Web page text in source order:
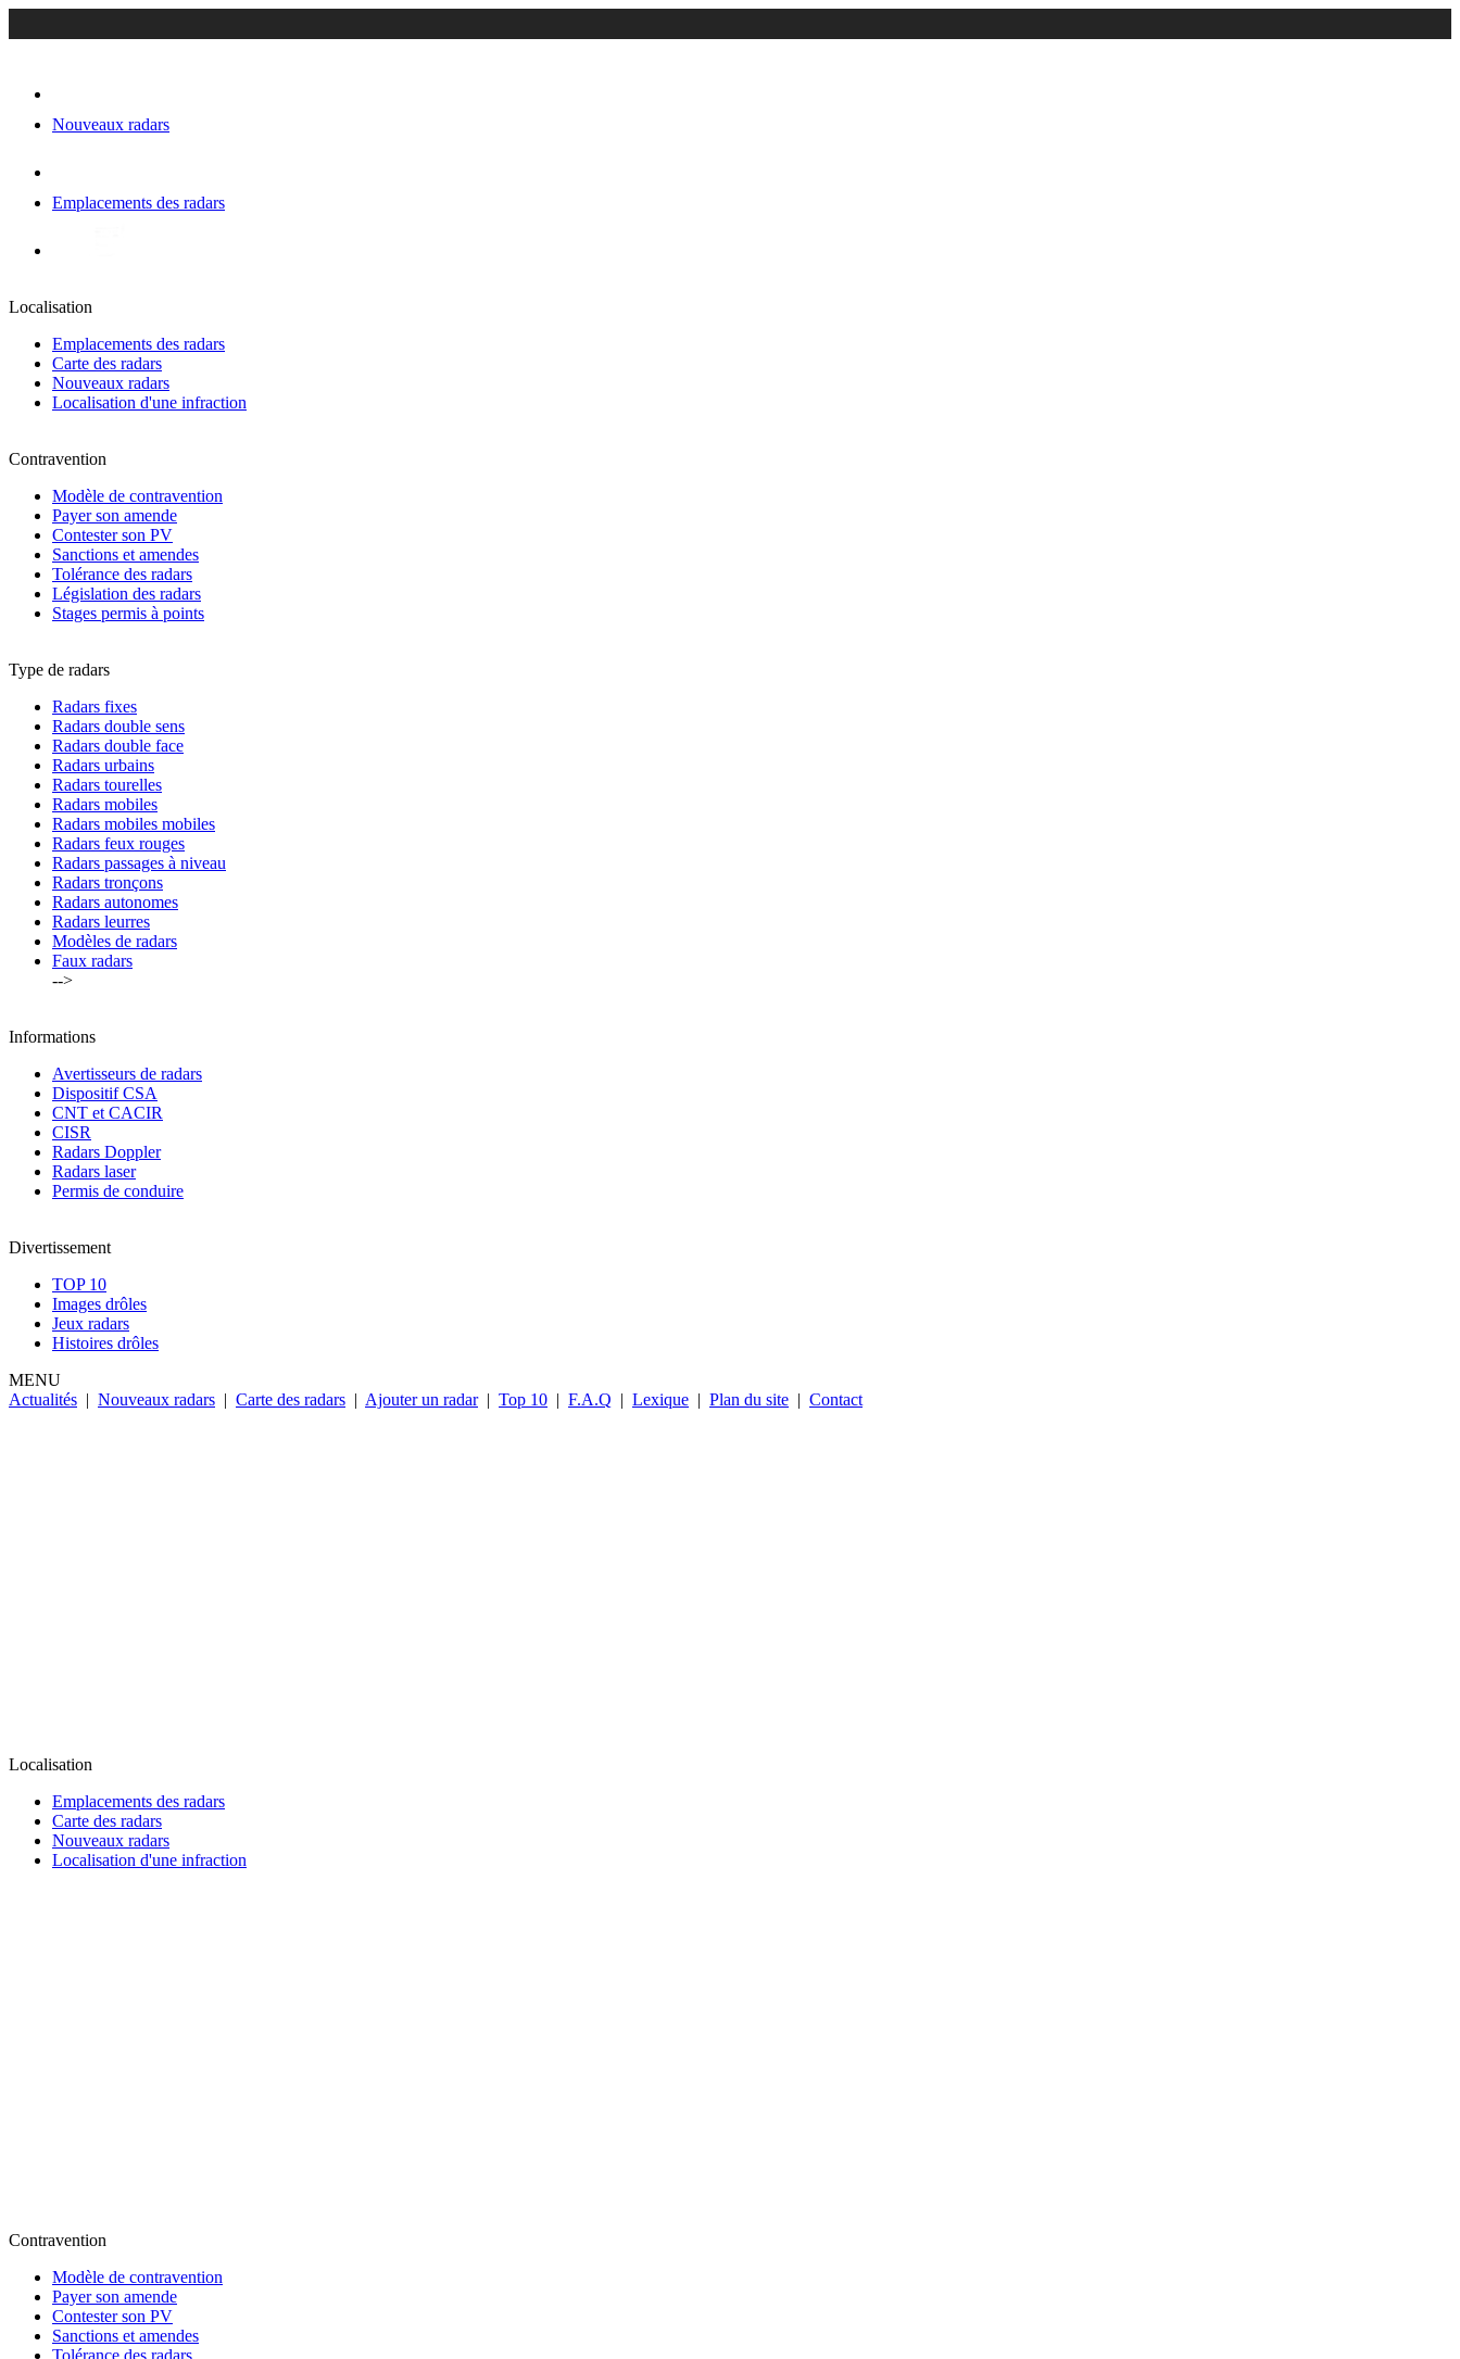
Nouveaux radars
Emplacements des radars
Localisation
Emplacements des radars
Carte des radars
Nouveaux radars
Localisation d'une infraction
Contravention
Modèle de contravention
Payer son amende
Contester son PV
Sanctions et amendes
Tolérance des radars
Législation des radars
Stages permis à points
Type de radars
Radars fixes
Radars double sens
Radars double face
Radars urbains
Radars tourelles
Radars mobiles
Radars mobiles mobiles
Radars feux rouges
Radars passages à niveau
Radars tronçons
Radars autonomes
Radars leurres
Modèles de radars
Faux radars
-->
Informations
Avertisseurs de radars
Dispositif CSA
CNT et CACIR
CISR
Radars Doppler
Radars laser
Permis de conduire
Divertissement
TOP 10
Images drôles
Jeux radars
Histoires drôles
MENU
Actualités | Nouveaux radars | Carte des radars | Ajouter un radar | Top 10 | F.A.Q | Lexique | Plan du site | Contact
Localisation
Emplacements des radars
Carte des radars
Nouveaux radars
Localisation d'une infraction
Contravention
Modèle de contravention
Payer son amende
Contester son PV
Sanctions et amendes
Tolérance des radars